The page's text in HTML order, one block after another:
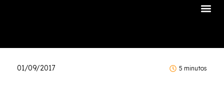
01/09/2017 5 minutos